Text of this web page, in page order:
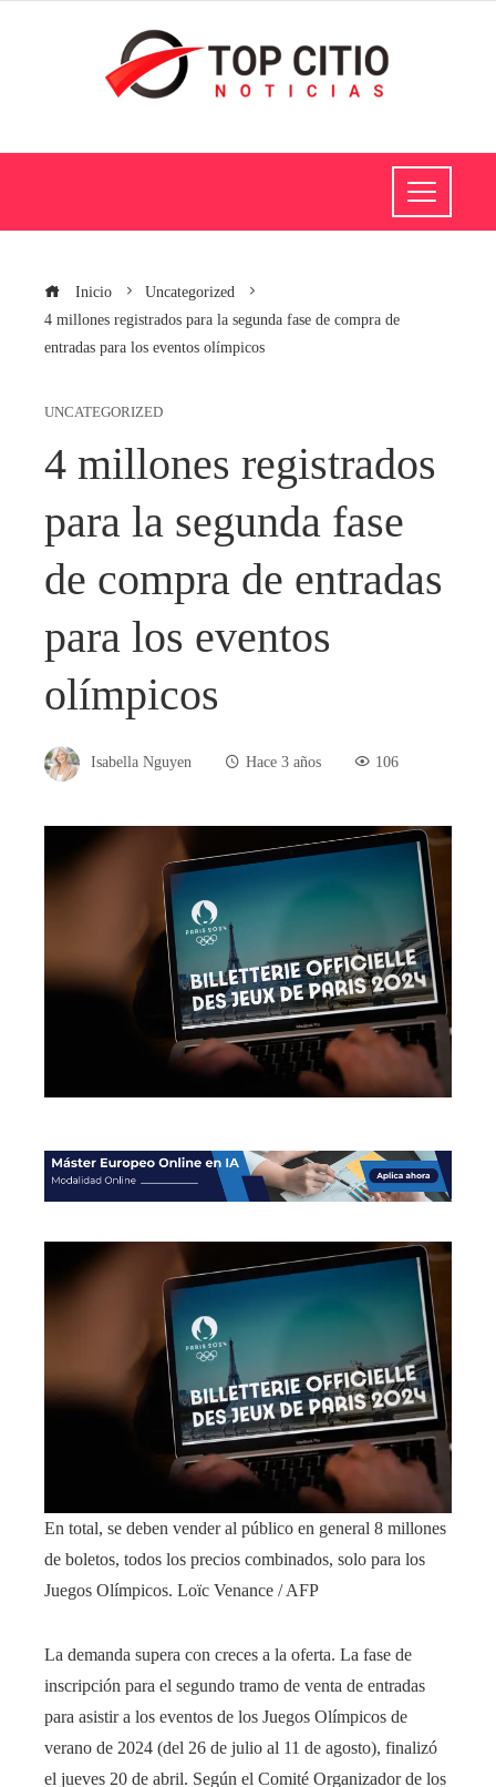
Inicio
Uncategorized
4 millones registrados para la segunda fase de compra de
entradas para los eventos olímpicos
UNCATEGORIZED
4 millones registrados
para la segunda fase
de compra de entradas
para los eventos
olímpicos
Isabella Nguyen Hace 3 años 106
En total, se deben vender al público en general 8 millones
de boletos, todos los precios combinados, solo para los
Juegos Olímpicos. Loïc Venance / AFP
La demanda supera con creces a la oferta. La fase de
inscripción para el segundo tramo de venta de entradas
para asistir a los eventos de los Juegos Olímpicos de
verano de 2024 (del 26 de julio al 11 de agosto), finalizó
el jueves 20 de abril. Según el Comité Organizador de los